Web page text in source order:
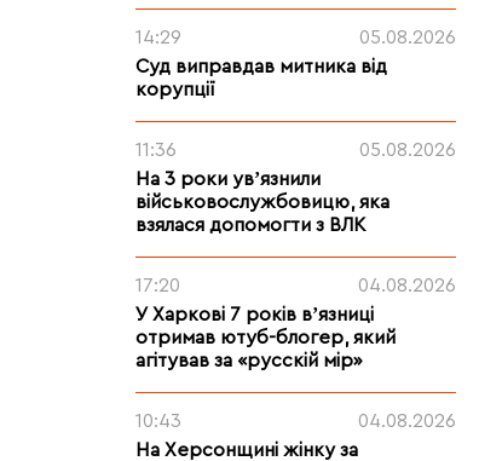
14:29
05.08.2026
Суд виправдав митника від
корупції
11:36
05.08.2026
На 3 роки увʼязнили
військовослужбовицю, яка
взялася допомогти з ВЛК
17:20
04.08.2026
У Харкові 7 років вʼязниці
отримав ютуб-блогер, який
агітував за «русскій мір»
10:43
04.08.2026
На Херсонщині жінку за